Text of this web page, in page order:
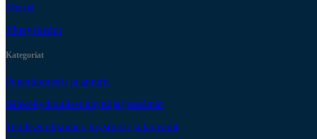
Meistä
Yhteystiedot
Kategoriat
Potentiometrit ja anturit
Sähköhydrauliset käyttöjärjestelmät
Teolliset ohjaimet, joystickit ja konsolit